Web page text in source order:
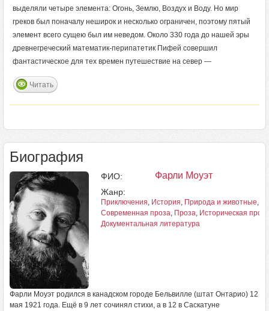
выделяли четыре элемента: Огонь, Землю, Воздух и Воду. Но мир
греков был поначалу неширок и несколько ограничен, поэтому пятый
элемент всего сущею был им неведом. Около 330 года до нашей эры
древнегреческий математик-перипатетик Пифей совершил
фантастическое для тех времен путешествие на север —
Читать
Биография
ФИО: Фарли Моуэт
Жанр:
Приключения, История, Природа и животные,
Современная проза, Проза, Историческая проза
Документальная литература
Фарли Моуэт родился в канадском городе Бельвилле (штат Онтарио) 12
мая 1921 года. Ещё в 9 лет сочинял стихи, а в 12 в Саскатуне